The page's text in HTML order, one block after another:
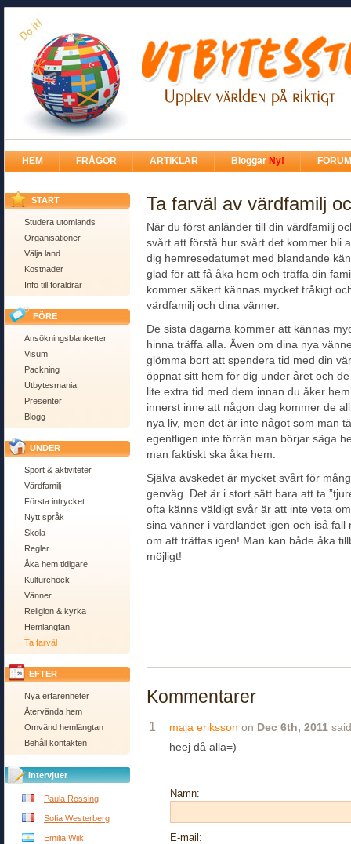
HEM FRÅGOR ARTIKLAR BloggarNy! FORUM
START
Studera utomlands
Organisationer
Välja land
Kostnader
Info till föräldrar
FÖRE
Ansökningsblanketter
Visum
Packning
Utbytesmania
Presenter
Blogg
UNDER
Sport & aktiviteter
Värdfamilj
Första intrycket
Nytt språk
Skola
Regler
Åka hem tidigare
Kulturchock
Vänner
Religion & kyrka
Hemlängtan
Ta farväl
EFTER
Nya erfarenheter
Återvända hem
Omvänd hemlängtan
Behåll kontakten
Intervjuer
Paula Rossing
Sofia Westerberg
Emilia Wiik
Ta farväl av värdfamilj
När du först anländer till din värdfamilj
svårt att förstå hur svårt det kommer bli
dig hemresedatumet med blandande
glad för att få åka hem och träffa din
kommer säkert kännas mycket tråkigt
värdfamilj och dina vänner.
De sista dagarna kommer att kännas
hinna träffa alla. Även om dina nya
glömma bort att spendera tid med din
öppnat sitt hem för dig under året och
lite extra tid med dem innan du åker
innerst inne att någon dag kommer de
nya liv, men det är inte något som man
egentligen inte förrän man börjar säga
man faktiskt ska åka hem.
Själva avskedet är mycket svårt för
genväg. Det är i stort sätt bara att ta
ofta känns väldigt svår är att inte veta
sina vänner i värdlandet igen och iså
om att träffas igen! Man kan både åka
möjligt!
Kommentarer
1 maja eriksson on Dec 6th, 2011
heej då alla=)
Namn:
E-mail: